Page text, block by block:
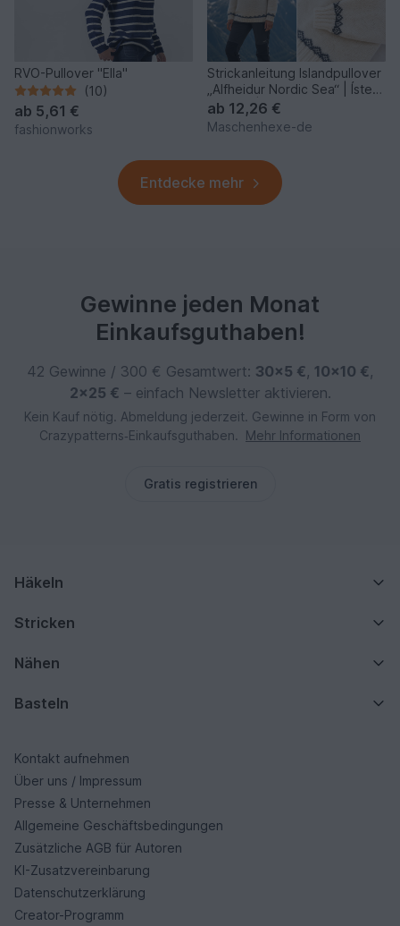
RVO-Pullover "Ella"
(10)
ab 5,61 €
fashionworks
Strickanleitung Islandpullover
„Alfheidur Nordic Sea“ | Ístex
Léttlopi |
ab 12,26 €
Maschenhexe-de
Entdecke mehr
Gewinne jeden Monat
Einkaufsguthaben!
42 Gewinne / 300 € Gesamtwert: 30×5 €, 10×10 €,
2×25 € – einfach Newsletter aktivieren.
Kein Kauf nötig. Abmeldung jederzeit. Gewinne in Form von
Crazypatterns‑Einkaufsguthaben.
Mehr Informationen
Gratis registrieren
Häkeln
Stricken
Nähen
Basteln
Kontakt aufnehmen
Über uns / Impressum
Presse & Unternehmen
Allgemeine Geschäftsbedingungen
Zusätzliche AGB für Autoren
KI-Zusatzvereinbarung
Datenschutzerklärung
Creator-Programm